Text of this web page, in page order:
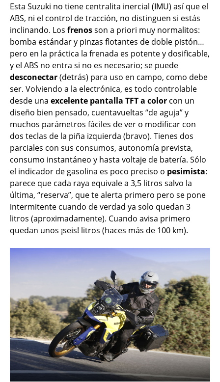
Esta Suzuki no tiene centralita inercial (IMU) así que el
ABS, ni el control de tracción, no distinguen si estás
inclinando. Los frenosson a priori muy normalitos:
bomba estándar y pinzas flotantes de doble pistón…
pero en la práctica la frenada es potente y dosificable,
y el ABS no entra si no es necesario; se puede
desconectar(detrás) para uso en campo, como debe
ser. Volviendo a la electrónica, es todo controlable
desde una excelente pantalla TFT a color con un
diseño bien pensado, cuentavueltas “de aguja” y
muchos parámetros fáciles de ver o modificar con
dos teclas de la piña izquierda (bravo). Tienes dos
parciales con sus consumos, autonomía prevista,
consumo instantáneo y hasta voltaje de batería. Sólo
el indicador de gasolina es poco preciso o pesimista:
parece que cada raya equivale a 3,5 litros salvo la
última, “reserva”, que te alerta primero pero se pone
intermitente cuando de verdad ya solo quedan 3
litros (aproximadamente). Cuando avisa primero
quedan unos ¡seis! litros (haces más de 100 km).